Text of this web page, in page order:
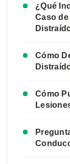
¿Qué
Caso
Cómo
Cómo